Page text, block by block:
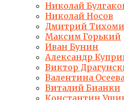
Николай
Николай Носов
Дмитрий
Максим Горький
Иван Бунин
Александр
Виктор
Валентина
Виталий Бианки
Константин